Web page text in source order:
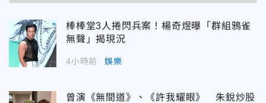
棒棒堂3人捲閃兵案！楊奇煜曝「群組鴉雀
無聲」揭現況
4小時前 娛樂
曾演《無間道》、《許我耀眼》 朱銳炒股